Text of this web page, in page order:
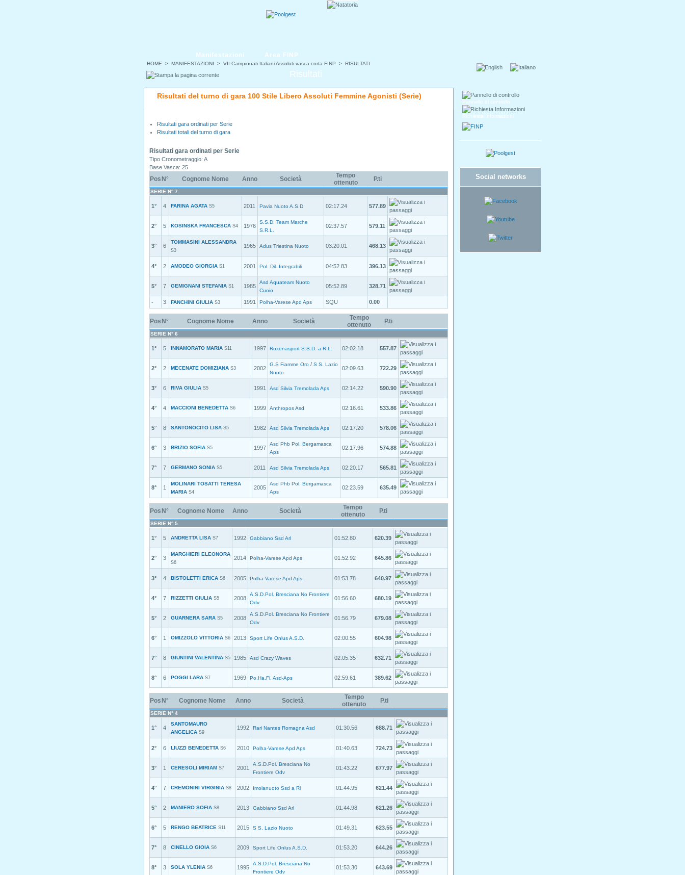
HOME > MANIFESTAZIONI > VII Campionati Italiani Assoluti vasca corta FINP > RISULTATI
Manifestazioni Area FINP
Risultati
Risultati del turno di gara 100 Stile Libero Assoluti Femmine Agonisti (Serie)
Risultati gara ordinati per Serie
Risultati totali del turno di gara
Risultati gara ordinati per Serie
Tipo Cronometraggio: A
Base Vasca: 25
Pos N° Cognome Nome Anno Società
Tempo
ottenuto
P.ti
SERIE N° 7
1° 4 FARINA AGATA S5 2011 Pavia Nuoto A.S.D. 02:17.24 577.89
2° 5 KOSINSKA FRANCESCA S4 1976
S.S.D. Team Marche
S.R.L.
02:37.57 579.11
3° 6
TOMMASINI ALESSANDRA
S3
1965 Adus Triestina Nuoto 03:20.01 468.13
4° 2 AMODEO GIORGIA S1 2001 Pol. Dil. Integrabili 04:52.83 396.13
5° 7 GEMIGNANI STEFANIA S1 1985
Asd Aquateam Nuoto
Cuoio
05:52.89 328.71
- 3 FANCHINI GIULIA S3 1991 Polha-Varese Apd Aps SQU 0.00
Pos N° Cognome Nome Anno Società
Tempo
ottenuto
P.ti
SERIE N° 6
1° 5 INNAMORATO MARIA S11 1997 Roxenasport S.S.D. a R.L. 02:02.18 557.87
2° 2 MECENATE DOMIZIANA S3 2002
G.S Fiamme Oro / S S. Lazio
Nuoto
02:09.63 722.29
3° 6 RIVA GIULIA S5 1991 Asd Silvia Tremolada Aps 02:14.22 590.90
4° 4 MACCIONI BENEDETTA S6 1999 Anthropos Asd 02:16.61 533.86
5° 8 SANTONOCITO LISA S5 1982 Asd Silvia Tremolada Aps 02:17.20 578.06
6° 3 BRIZIO SOFIA S5 1997
Asd Phb Pol. Bergamasca
Aps
02:17.96 574.88
7° 7 GERMANO SONIA S5 2011 Asd Silvia Tremolada Aps 02:20.17 565.81
8° 1
MOLINARI TOSATTI TERESA
MARIA S4
2005
Asd Phb Pol. Bergamasca
Aps
02:23.59 635.49
Pos N° Cognome Nome Anno Società
Tempo
ottenuto
P.ti
SERIE N° 5
1° 5 ANDRETTA LISA S7 1992 Gabbiano Ssd Arl 01:52.80 620.39
2° 3
MARGHIERI ELEONORA
S6
2014 Polha-Varese Apd Aps 01:52.92 645.86
3° 4 BISTOLETTI ERICA S6 2005 Polha-Varese Apd Aps 01:53.78 640.97
4° 7 RIZZETTI GIULIA S5 2008
A.S.D.Pol. Bresciana No Frontiere
Odv
01:56.60 680.19
5° 2 GUARNERA SARA S5 2008
A.S.D.Pol. Bresciana No Frontiere
Odv
01:56.79 679.08
6° 1 OMIZZOLO VITTORIA S6 2013 Sport Life Onlus A.S.D. 02:00.55 604.98
7° 8 GIUNTINI VALENTINA S5 1985 Asd Crazy Waves 02:05.35 632.71
8° 6 POGGI LARA S7 1969 Po.Ha.Fi. Asd-Aps 02:59.61 389.62
Pos N° Cognome Nome Anno Società
Tempo
ottenuto
P.ti
SERIE N° 4
1° 4
SANTOMAURO
ANGELICA S9
1992 Rari Nantes Romagna Asd 01:30.56 688.71
2° 6 LIUZZI BENEDETTA S6 2010 Polha-Varese Apd Aps 01:40.63 724.73
3° 1 CERESOLI MIRIAM S7 2001
A.S.D.Pol. Bresciana No
Frontiere Odv
01:43.22 677.97
4° 7 CREMONINI VIRGINIA S8 2002 Imolanuoto Ssd a Rl 01:44.95 621.44
5° 2 MANIERO SOFIA S8 2013 Gabbiano Ssd Arl 01:44.98 621.26
6° 5 RENGO BEATRICE S11 2015 S S. Lazio Nuoto 01:49.31 623.55
7° 8 CINELLO GIOIA S6 2009 Sport Life Onlus A.S.D. 01:53.20 644.26
8° 3 SOLA YLENIA S6 1995
A.S.D.Pol. Bresciana No
Frontiere Odv
01:53.30 643.69
Pannello di controllo
Richiesta Informazioni
Social networks